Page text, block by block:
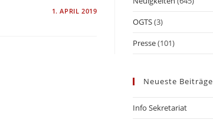
1. APRIL 2019
OGTS(3)
Presse(101)
Neueste Beiträge
Info Sekretariat